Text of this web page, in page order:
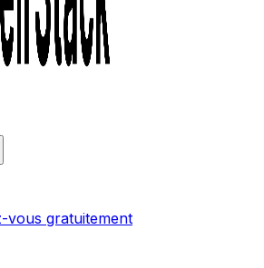
vous gratuitement